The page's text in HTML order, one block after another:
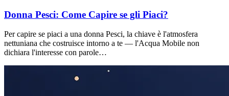
Donna Pesci: Come Capire se gli Piaci?
Per capire se piaci a una donna Pesci, la chiave è l'atmosfera
nettuniana che costruisce intorno a te — l'Acqua Mobile non
dichiara l'interesse con parole…